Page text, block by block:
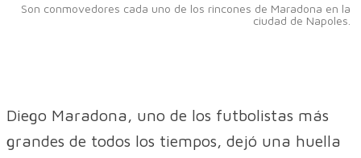
Son conmovedores cada uno de los rincones de Maradona en la
ciudad de Napoles.
Diego Maradona, uno de los futbolistas más
grandes de todos los tiempos, dejó una huella